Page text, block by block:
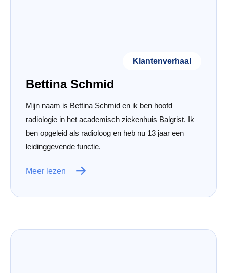
Klantenverhaal
Bettina Schmid
Mijn naam is Bettina Schmid en ik ben hoofd
radiologie in het academisch ziekenhuis Balgrist. Ik
ben opgeleid als radioloog en heb nu 13 jaar een
leidinggevende functie.
Meer lezen